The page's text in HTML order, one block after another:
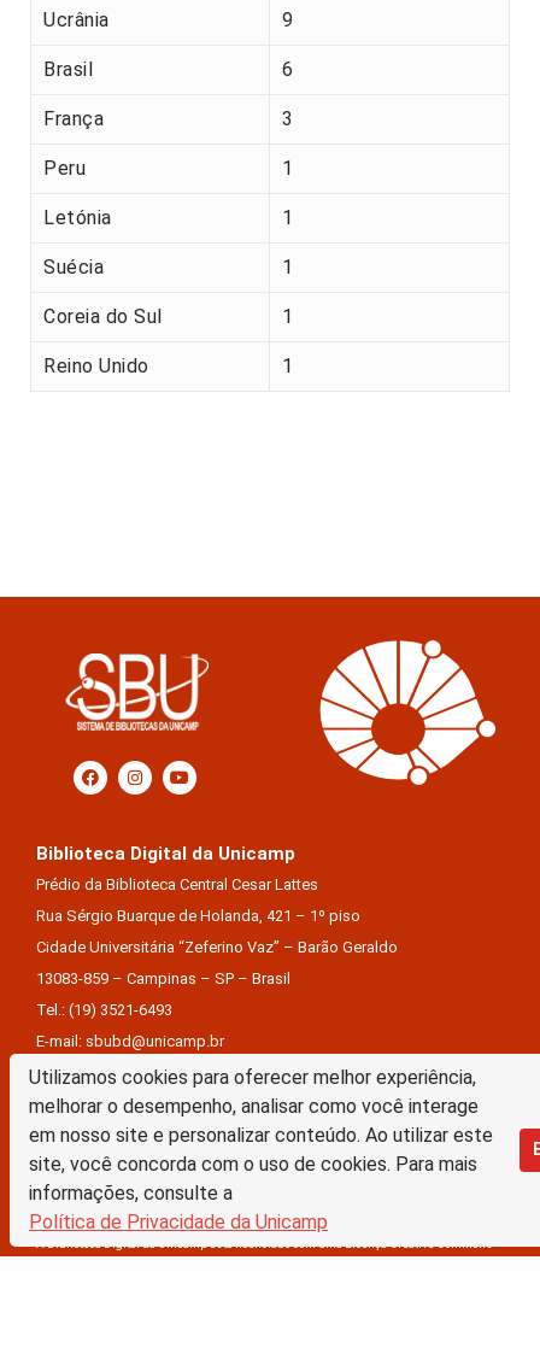
Utilizamos cookies para oferecer melhor experiência,
melhorar o desempenho, analisar como você interage
em nosso site e personalizar conteúdo. Ao utilizar este
site, você concorda com o uso de cookies. Para mais
informações, consulte a
Política de Privacidade da Unicamp
Ucrânia 9
Brasil 6
França 3
Peru 1
Letónia 1
Suécia 1
Coreia do Sul 1
Reino Unido 1
Biblioteca Digital da Unicamp
Prédio da Biblioteca Central Cesar Lattes
Rua Sérgio Buarque de Holanda, 421 – 1º piso
Cidade Universitária “Zeferino Vaz” – Barão Geraldo
13083-859 – Campinas – SP – Brasil
Tel.: (19) 3521-6493
E-mail: sbubd@unicamp.br
Equipe de desenvolvimento da nova BD:
Keite Aparecida Duarte
Márcio Vinícius De Jesus Almeida
Saul Victor De Castro E Silva